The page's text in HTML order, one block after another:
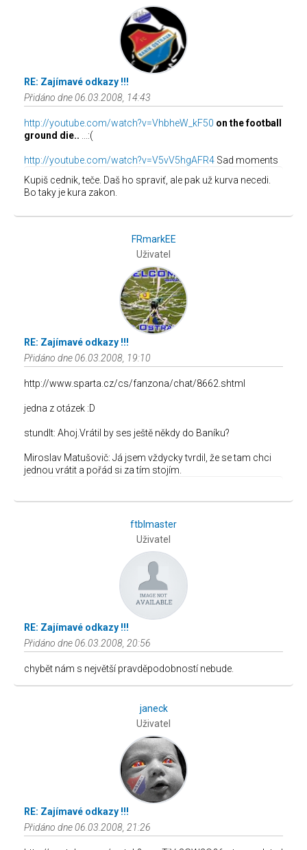
RE: Zajímavé odkazy !!!
Přidáno dne 06.03.2008, 14:43
http://youtube.com/watch?v=VhbheW_kF50 on the football
ground die.. ...:(
http://youtube.com/watch?v=V5vV5hgAFR4 Sad moments
Kupiš cednik, teče. Daš ho spraviť, ale pak už kurva necedi.
Bo taky je kura zakon.
FRmarkEE
Uživatel
RE: Zajímavé odkazy !!!
Přidáno dne 06.03.2008, 19:10
http://www.sparta.cz/cs/fanzona/chat/8662.shtml
jedna z otázek :D
stundlt: Ahoj.Vrátil by ses ještě někdy do Baníku?
Miroslav Matušovič: Já jsem vždycky tvrdil, že se tam chci
jednou vrátit a pořád si za tím stojím.
ftblmaster
Uživatel
RE: Zajímavé odkazy !!!
Přidáno dne 06.03.2008, 20:56
chybět nám s největší pravděpodobností nebude.
janeck
Uživatel
RE: Zajímavé odkazy !!!
Přidáno dne 06.03.2008, 21:26